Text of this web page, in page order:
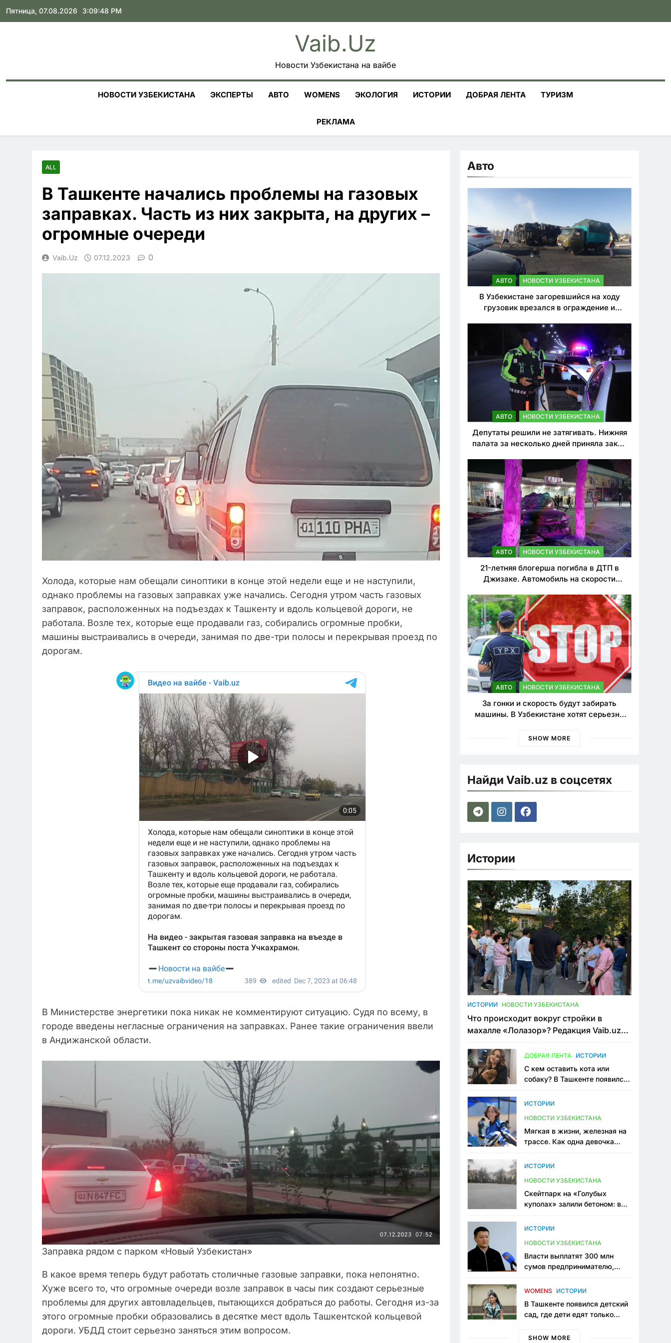
Skip
Пятница, 07.08.2026 3:09:50 PM
Vaib.uz
Новости Узбекистана на вайбе
НОВОСТИ УЗБЕКИСТАНА ЭКСПЕРТЫ АВТО WOMENS ЭКОЛОГИЯ ИСТОРИИ ДОБРАЯ ЛЕНТА ТУРИЗМ
РЕКЛАМА
ALL
В Ташкенте начались проблемы на газовых
заправках. Часть из них закрыта, на других –
огромные очереди
Vaib.uz 07.12.2023 0
Холода, которые нам обещали синоптики в конце этой недели еще и не наступили,
однако проблемы на газовых заправках уже начались. Сегодня утром часть газовых
заправок, расположенных на подъездах к Ташкенту и вдоль кольцевой дороги, не
работала. Возле тех, которые еще продавали газ, собирались огромные пробки,
машины выстраивались в очереди, занимая по две-три полосы и перекрывая проезд по
дорогам.
В Министерстве энергетики пока никак не комментируют ситуацию. Судя по всему, в
городе введены негласные ограничения на заправках. Ранее такие ограничения ввели
в Андижанской области.
Заправка рядом с парком «Новый Узбекистан»
В какое время теперь будут работать столичные газовые заправки, пока непонятно.
Хуже всего то, что огромные очереди возле заправок в часы пик создают серьезные
проблемы для других автовладельцев, пытающихся добраться до работы. Сегодня из-за
этого огромные пробки образовались в десятке мест вдоль Ташкентской кольцевой
дороги. УБДД стоит серьезно заняться этим вопросом.
Авто
АВТО НОВОСТИ УЗБЕКИСТАНА
В Узбекистане загоревшийся на ходу
грузовик врезался в ограждение и
АВТО НОВОСТИ УЗБЕКИСТАНА
Депутаты решили не затягивать. Нижняя
палата за несколько дней приняла закон
нарушителей ПДД
АВТО НОВОСТИ УЗБЕКИСТАНА
21-летняя блогерша погибла в ДТП в
Джизаке. Автомобиль на скорости
АВТО НОВОСТИ УЗБЕКИСТАНА
За гонки и скорость будут забирать
машины. В Узбекистане хотят серьезно
SHOW MORE
Найди Vaib.uz в соцсетях
Истории
ИСТОРИИ НОВОСТИ УЗБЕКИСТАНА
Что происходит вокруг стройки в
махалле «Лолазор»? Редакция Vaib.uz
конфликта
ДОБРАЯ ЛЕНТА ИСТОРИИ
С кем оставить кота или
собаку? В Ташкенте появился
ИСТОРИИ
НОВОСТИ УЗБЕКИСТАНА
Мягкая в жизни, железная на
трассе. Как одна девочка
Узбекистане
ИСТОРИИ
НОВОСТИ УЗБЕКИСТАНА
Скейтпарк на «Голубых
куполах» залили бетоном: в
одно общественное
ИСТОРИИ
НОВОСТИ УЗБЕКИСТАНА
Власти выплатят 300 млн
сумов предпринимателю,
тюрьме по незаконному
WOMENS ИСТОРИИ
В Ташкенте появился детский
сад, где дети едят только
мама, которая устала просить
SHOW MORE